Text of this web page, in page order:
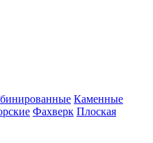
Каменные
Фахверк Плоская